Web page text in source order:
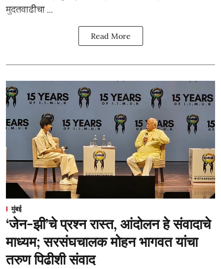
मुदतवाढीचा ...
Read More
मुंबई
‘जेन-झी’चे प्रश्न रास्त, आंदोलन हे संवादाचे
माध्यम; सरसंघचालक मोहन भागवत यांचा
तरुण पिढीशी संवाद